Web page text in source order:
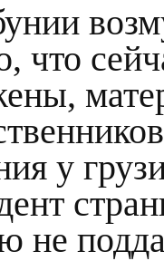
что
у
не